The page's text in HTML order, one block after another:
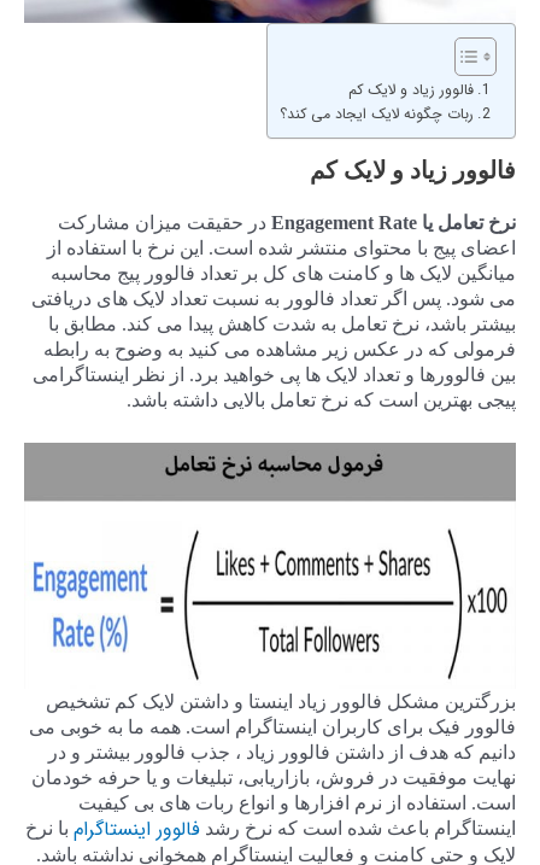
فالوور زیاد و لایک کم
ربات چگونه لایک ایجاد می کند؟
فالوور زیاد و لایک کم
نرخ تعامل یا Engagement Rate
در حقیقت میزان مشارکت
اعضای پیج با محتوای منتشر شده است. این نرخ با استفاده از
میانگین لایک ها و کامنت های کل بر تعداد فالوور پیج محاسبه
می شود. پس اگر تعداد فالوور به نسبت تعداد لایک های دریافتی
بیشتر باشد، نرخ تعامل به شدت کاهش پیدا می کند. مطابق با
فرمولی که در عکس زیر مشاهده می کنید به وضوح به رابطه
بین فالوورها و تعداد لایک ها پی خواهید برد. از نظر اینستاگرامی
پیجی بهترین است که نرخ تعامل بالایی داشته باشد.
بزرگترین مشکل فالوور زیاد اینستا و داشتن لایک کم تشخیص
فالوور فیک برای کاربران اینستاگرام است. همه ما به خوبی می
دانیم که هدف از داشتن فالوور زیاد ، جذب فالوور بیشتر و در
نهایت موفقیت در فروش، بازاریابی، تبلیغات و یا حرفه خودمان
است. استفاده از نرم افزارها و انواع ربات های بی کیفیت
اینستاگرام باعث شده است که نرخ رشد فالوور اینستاگرام با نرخ
لایک و حتی کامنت و فعالیت اینستاگرام همخوانی نداشته باشد.